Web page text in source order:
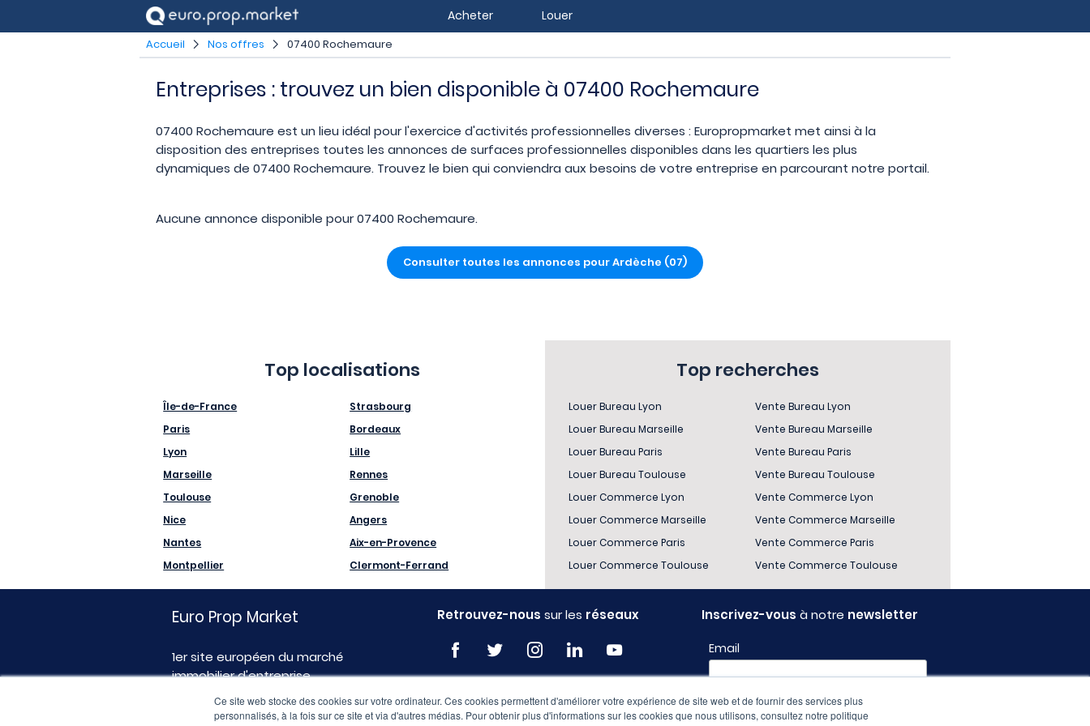
Ce site web stocke des cookies sur votre ordinateur. Ces cookies permettent d'améliorer votre expérience de site web et de fournir des services plus
personnalisés, à la fois sur ce site et via d'autres médias. Pour obtenir plus d'informations sur les cookies que nous utilisons, consultez notre politique
Acheter Louer
Accueil Nos offres 07400 Rochemaure
Entreprises : trouvez un bien disponible à 07400 Rochemaure
07400 Rochemaure est un lieu idéal pour l'exercice d'activités professionnelles diverses : Europropmarket met ainsi à la
disposition des entreprises toutes les annonces de surfaces professionnelles disponibles dans les quartiers les plus
dynamiques de 07400 Rochemaure. Trouvez le bien qui conviendra aux besoins de votre entreprise en parcourant notre portail.
Aucune annonce disponible pour 07400 Rochemaure.
Consulter toutes les annonces pour Ardèche (07)
Top localisations
Île-de-France
Paris
Lyon
Marseille
Toulouse
Nice
Nantes
Montpellier
Strasbourg
Bordeaux
Lille
Rennes
Grenoble
Angers
Aix-en-Provence
Clermont-Ferrand
Top recherches
Louer Bureau Lyon
Louer Bureau Marseille
Louer Bureau Paris
Louer Bureau Toulouse
Louer Commerce Lyon
Louer Commerce Marseille
Louer Commerce Paris
Louer Commerce Toulouse
Vente Bureau Lyon
Vente Bureau Marseille
Vente Bureau Paris
Vente Bureau Toulouse
Vente Commerce Lyon
Vente Commerce Marseille
Vente Commerce Paris
Vente Commerce Toulouse
Euro Prop Market
1er site européen du marché
immobilier d'entreprise
Retrouvez-nous sur les réseaux Inscrivez-vous à notre newsletter
Email
Profil